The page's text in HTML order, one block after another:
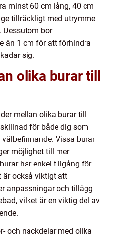
minst 60 cm lång, 40 cm
tillräckligt med utrymme
Dessutom bör
än 1 cm för att förhindra
sig.
olika burar till
mellan olika burar till
för både dig som
Vissa burar
möjlighet till mer
har enkel tillgång för
är också viktigt att
anpassningar och tillägg
vilket är en viktig del av
och nackdelar med olika